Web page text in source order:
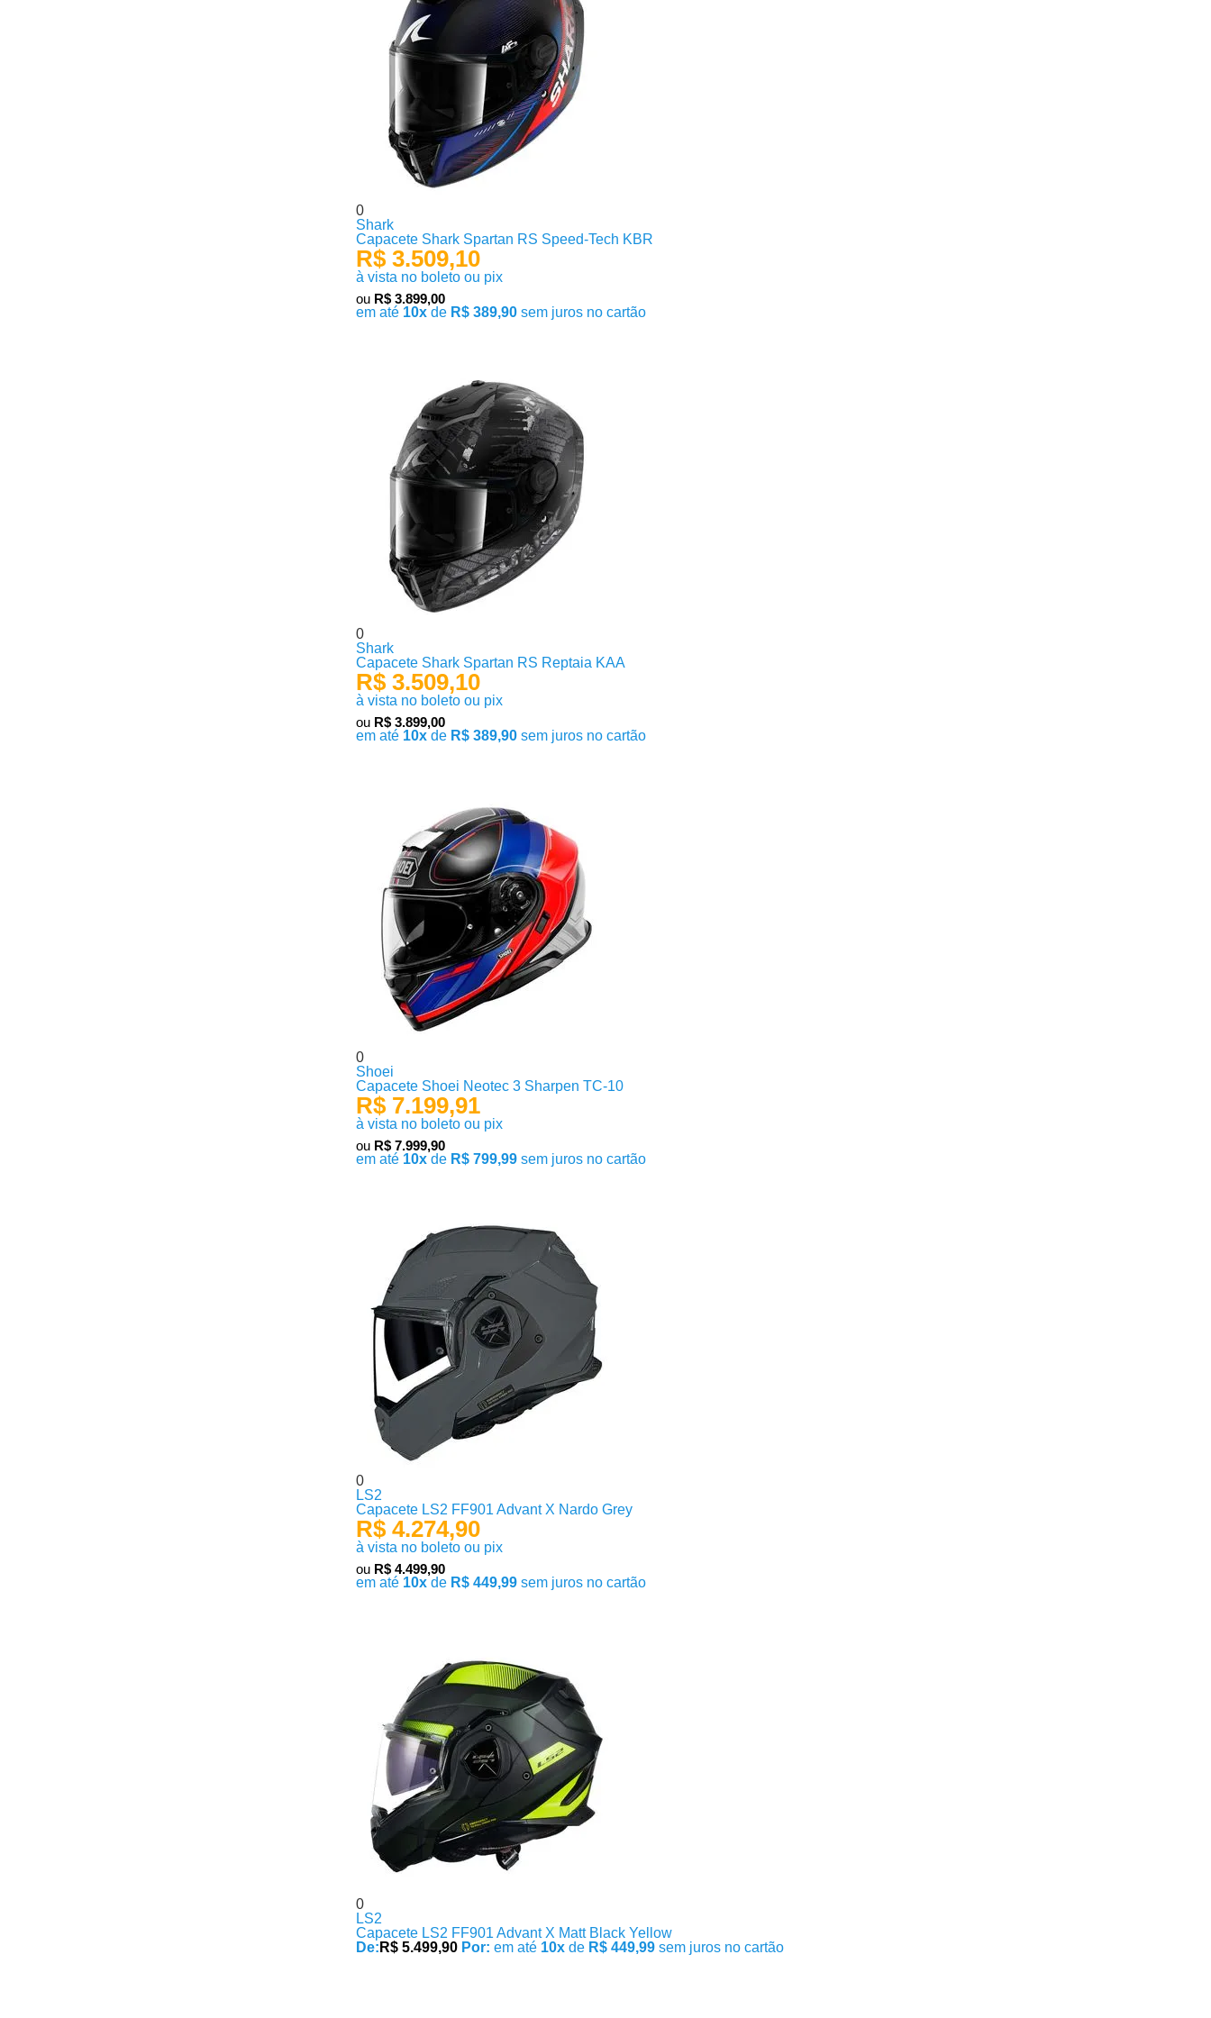
0
Shark
Capacete Shark Spartan RS Speed-Tech KBR
R$ 3.509,10
à vista no boleto ou pix
ou R$ 3.899,00
em até 10xde R$ 389,90sem juros no cartão
0
Shark
Capacete Shark Spartan RS Reptaia KAA
R$ 3.509,10
à vista no boleto ou pix
ou R$ 3.899,00
em até 10xde R$ 389,90sem juros no cartão
0
Shoei
Capacete Shoei Neotec 3 Sharpen TC-10
R$ 7.199,91
à vista no boleto ou pix
ou R$ 7.999,90
em até 10xde R$ 799,99sem juros no cartão
0
LS2
Capacete LS2 FF901 Advant X Nardo Grey
R$ 4.274,90
à vista no boleto ou pix
ou R$ 4.499,90
em até 10xde R$ 449,99sem juros no cartão
0
LS2
Capacete LS2 FF901 Advant X Matt Black Yellow
De: R$ 5.499,90 Por: em até 10xde R$ 449,99sem juros no cartão